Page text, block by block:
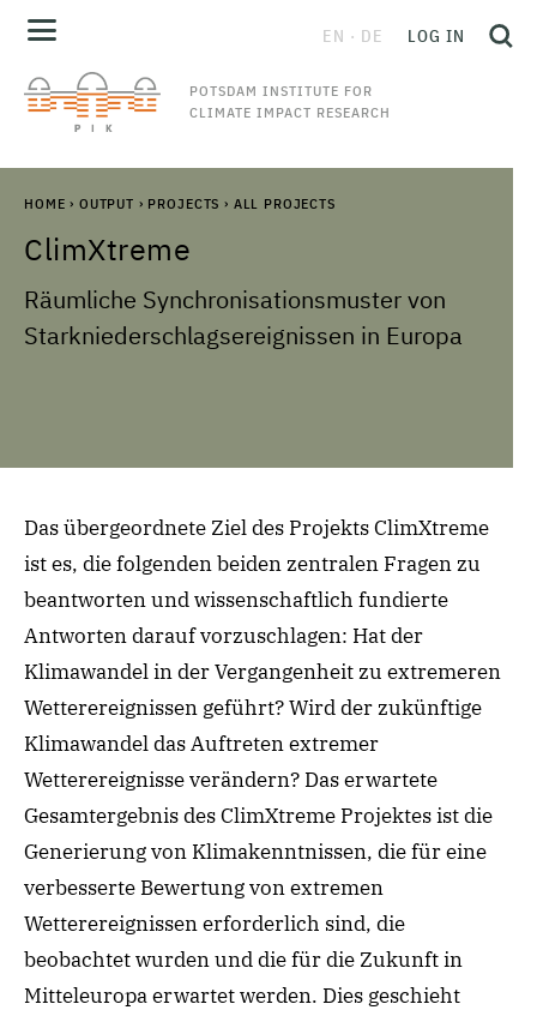
POTSDAM INSTITUTE FOR
CLIMATE IMPACT RESEARCH
EN DE LOG IN
HOME › OUTPUT › PROJECTS › ALL PROJECTS
ClimXtreme
Räumliche Synchronisationsmuster von
Starkniederschlagsereignissen in Europa
Das übergeordnete Ziel des Projekts ClimXtreme
ist es, die folgenden beiden zentralen Fragen zu
beantworten und wissenschaftlich fundierte
Antworten darauf vorzuschlagen: Hat der
Klimawandel in der Vergangenheit zu extremeren
Wetterereignissen geführt? Wird der zukünftige
Klimawandel das Auftreten extremer
Wetterereignisse verändern? Das erwartete
Gesamtergebnis des ClimXtreme Projektes ist die
Generierung von Klimakenntnissen, die für eine
verbesserte Bewertung von extremen
Wetterereignissen erforderlich sind, die
beobachtet wurden und die für die Zukunft in
Mitteleuropa erwartet werden. Dies geschieht